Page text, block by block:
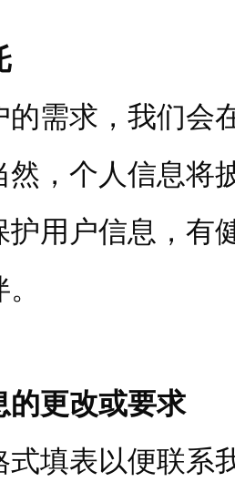
的需求，我们会
然，个人信息将
护用户信息，有
的更改或要求
式填表以便联系